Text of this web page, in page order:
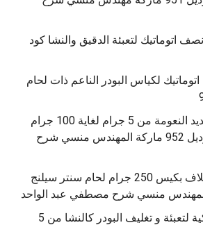
اتوماتيك لتعبئة الدقيق والنشا كود
اتوماتيك لكياس البودر الناعم ذات لحام
ماكينة تعبئة بودر شديد النعومة من 5 جرام لغاية 100 جرام
تصلح للبن البودر موديل 952 ماركة المهندس منسي شرح
ماكينة تعبئة بودر اعلاف بكيس 250 جرام لحام سنتر سيلنج
ماكينة تعبئة أتوماتيكية لتعبئة و تغليف البودر كالنشا من 5